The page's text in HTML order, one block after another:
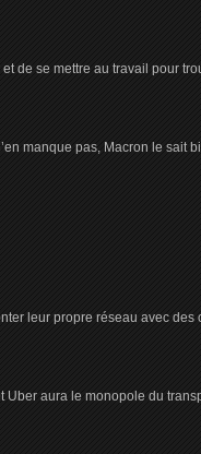
de se mettre au travail pour
manque pas, Macron le sait
leur propre réseau avec
Uber aura le monopole du